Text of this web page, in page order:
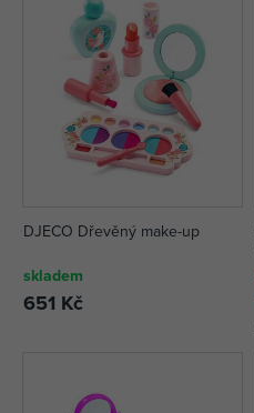
DJECO Dřevěný make-up
skladem
651 Kč